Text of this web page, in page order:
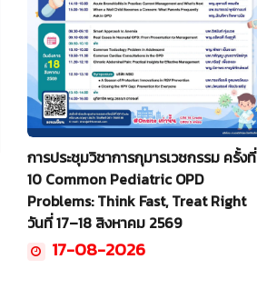
การประชุมวิชาการกุมารเวชกรรม ครั้งที่
10 Common Pediatric OPD
Problems: Think Fast, Treat Right
วันที่ 17–18 สิงหาคม 2569
17-08-2026